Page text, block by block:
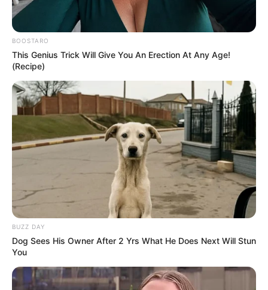
BOOSTARO
This Genius Trick Will Give You An Erection At Any Age!
(Recipe)
BUZZ DAY
Dog Sees His Owner After 2 Yrs What He Does Next Will Stun
You